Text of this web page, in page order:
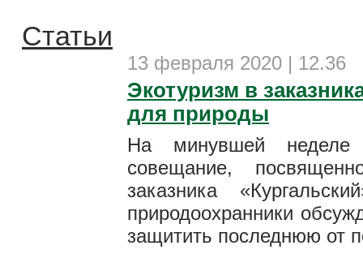
Статьи
13 февраля 2020 | 12.36
Экотуризм в
для природы
На минувшей неделе
совещание,
заказника
природоохранники
защитить последнюю от